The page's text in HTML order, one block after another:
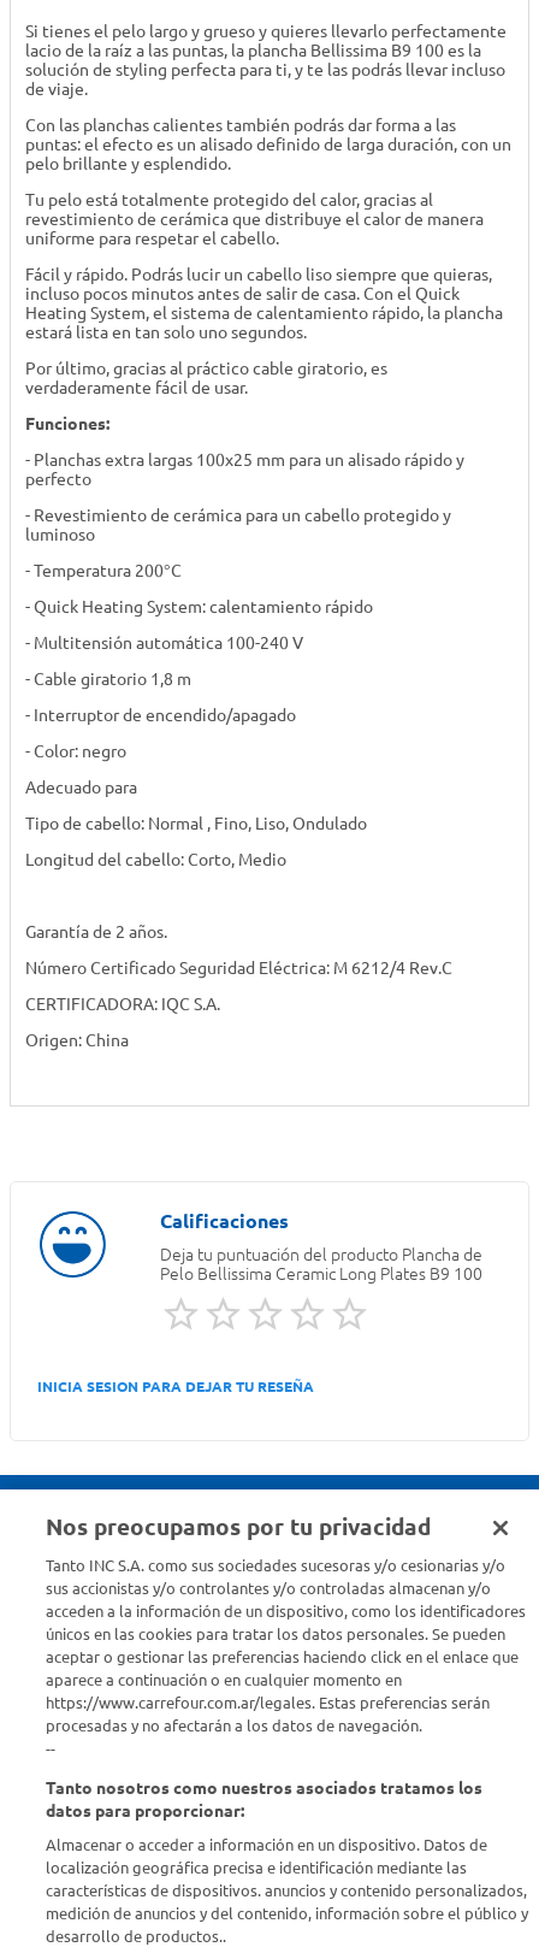
Si tienes el pelo largo y grueso y quieres llevarlo perfectamente
lacio de la raíz a las puntas, la plancha Bellissima B9 100 es la
solución de styling perfecta para ti, y te las podrás llevar incluso
de viaje.
Con las planchas calientes también podrás dar forma a las
puntas: el efecto es un alisado definido de larga duración, con un
pelo brillante y esplendido.
Tu pelo está totalmente protegido del calor, gracias al
revestimiento de cerámica que distribuye el calor de manera
uniforme para respetar el cabello.
Fácil y rápido. Podrás lucir un cabello liso siempre que quieras,
incluso pocos minutos antes de salir de casa. Con el Quick
Heating System, el sistema de calentamiento rápido, la plancha
estará lista en tan solo uno segundos.
Por último, gracias al práctico cable giratorio, es
verdaderamente fácil de usar.
Funciones:
- Planchas extra largas 100x25 mm para un alisado rápido y
perfecto
- Revestimiento de cerámica para un cabello protegido y
luminoso
- Temperatura 200°C
- Quick Heating System: calentamiento rápido
- Multitensión automática 100-240 V
- Cable giratorio 1,8 m
- Interruptor de encendido/apagado
- Color: negro
Adecuado para
Tipo de cabello: Normal , Fino, Liso, Ondulado
Longitud del cabello: Corto, Medio
Garantía de 2 años.
Número Certificado Seguridad Eléctrica: M 6212/4 Rev.C
CERTIFICADORA: IQC S.A.
Origen: China
Deja tu puntuación del producto Plancha de
Pelo Bellissima Ceramic Long Plates B9 100
INICIA SESION PARA DEJAR TU RESEÑA
Estamos para ayudarte
¿Tenés una consulta? Comunicate con nosotros acá
Descubrí Carrefour
Conocenos
Info útil
Comprá Online
Nos preocupamos por tu privacidad
Tanto INC S.A. como sus sociedades sucesoras y/o cesionarias y/o
sus accionistas y/o controlantes y/o controladas almacenan y/o
acceden a la información de un dispositivo, como los identificadores
únicos en las cookies para tratar los datos personales. Se pueden
aceptar o gestionar las preferencias haciendo click en el enlace que
aparece a continuación o en cualquier momento en
https://www.carrefour.com.ar/legales. Estas preferencias serán
procesadas y no afectarán a los datos de navegación.
--
Tanto nosotros como nuestros asociados tratamos los
datos para proporcionar:
Almacenar o acceder a información en un dispositivo. Datos de
localización geográfica precisa e identificación mediante las
características de dispositivos. anuncios y contenido personalizados,
medición de anuncios y del contenido, información sobre el público y
desarrollo de productos..